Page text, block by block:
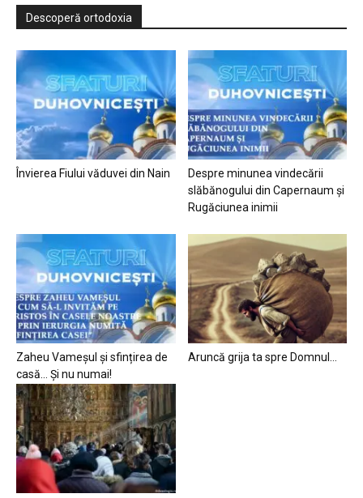
Descoperă ortodoxia
Învierea Fiului văduvei din Nain
Despre minunea vindecării
slăbănogului din Capernaum și
Rugăciunea inimii
Zaheu Vameșul și sfințirea de
casă… Și nu numai!
Aruncă grija ta spre Domnul…